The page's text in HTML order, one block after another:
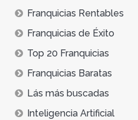
Franquicias Rentables
Franquicias de Éxito
Top 20 Franquicias
Franquicias Baratas
Lás más buscadas
Inteligencia Artificial